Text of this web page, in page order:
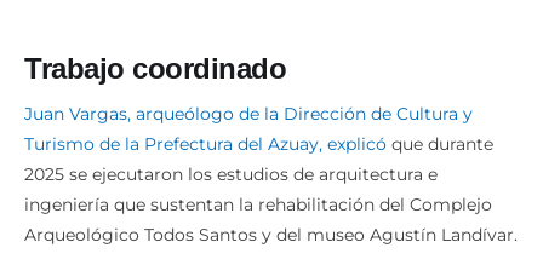
Trabajo coordinado
Juan Vargas, arqueólogo de la Dirección de Cultura y
Turismo de la Prefectura del Azuay, explicó que durante
2025 se ejecutaron los estudios de arquitectura e
ingeniería que sustentan la rehabilitación del Complejo
Arqueológico Todos Santos y del museo Agustín Landívar.